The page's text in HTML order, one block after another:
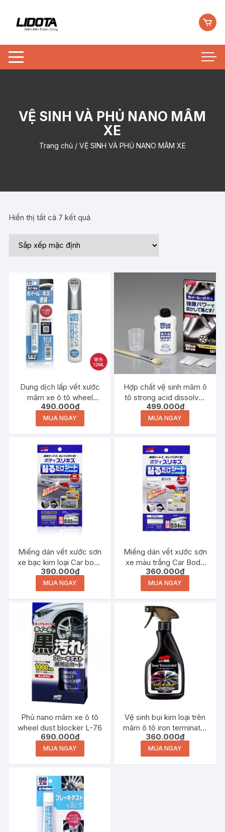
VỆ SINH VÀ PHỦ NANO MÂM
XE
Trang chủ/ VỆ SINH VÀ PHỦ NANO MÂM XE
Hiển thị tất cả 7 kết quả
Dung dịch lấp vết xước
mâm xe ô tô wheel
touch up paint silver w-
62
490.000₫
MUA NGAY
Hợp chất vệ sinh mâm ô
tô strong acid dissolver
kit for wheel iron deposit
b-507
499.000₫
MUA NGAY
Miếng dán vết xước sơn
xe bạc kim loại Car body
Repair Patch – Silver
Metallic
390.000₫
MUA NGAY
Miếng dán vết xước sơn
xe màu trắng Car Body
Repair Patch White
360.000₫
MUA NGAY
Phủ nano mâm xe ô tô
wheel dust blocker L-76
690.000₫
MUA NGAY
Vệ sinh bụi kim loại trên
mâm ô tô iron terminator
L-49
360.000₫
MUA NGAY